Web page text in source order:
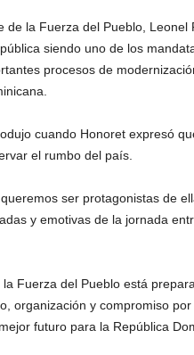
la Fuerza del Pueblo, Leonel
siendo uno de los
procesos de
cuando Honoret expresó
el rumbo del país.
ser protagonistas de
y emotivas de la jornada
Fuerza del Pueblo está
organización y compromiso
futuro para la República